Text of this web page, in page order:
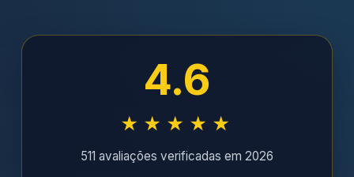
4.6
★★★★★
511 avaliações verificadas em 2026